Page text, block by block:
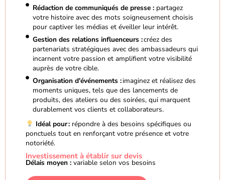
Rédaction de communiqués de presse :partagez
votre histoire avec des mots soigneusement choisis
pour captiver les médias et éveiller leur intérêt.
Gestion des relations influenceurs :créez des
partenariats stratégiques avec des ambassadeurs qui
incarnent votre passion et amplifient votre visibilité
auprès de votre cible.
Organisation d'événements :imaginez et réalisez des
moments uniques, tels que des lancements de
produits, des ateliers ou des soirées, qui marquent
durablement vos clients et collaborateurs.
Idéal pour :répondre à des besoins spécifiques ou
ponctuels tout en renforçant votre présence et votre
notoriété.
Investissement à établir sur devis
Délais moyen : variable selon vos besoins